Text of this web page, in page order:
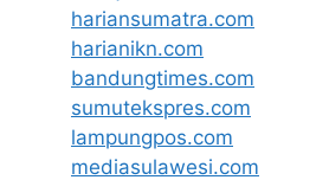
hariansumatra.com
harianikn.com
bandungtimes.com
sumutekspres.com
lampungpos.com
mediasulawesi.com